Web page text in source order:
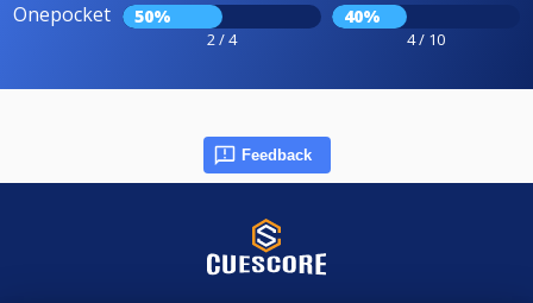
Onepocket 50%
2 / 4
40%
4 / 10
Feedback